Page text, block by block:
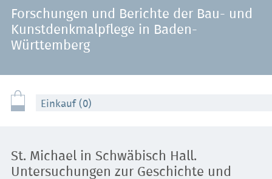
Partner / Links
Archäologiemuseen
Kontakt
Forschungen und Berichte der Bau- und
Kunstdenkmalpflege in Baden-
Württemberg
Einkauf (0)
St. Michael in Schwäbisch Hall.
Untersuchungen zur Geschichte und